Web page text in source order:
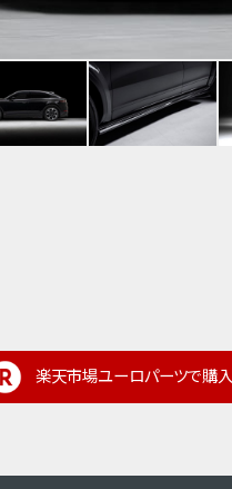
楽天市場ユーロパーツで購入